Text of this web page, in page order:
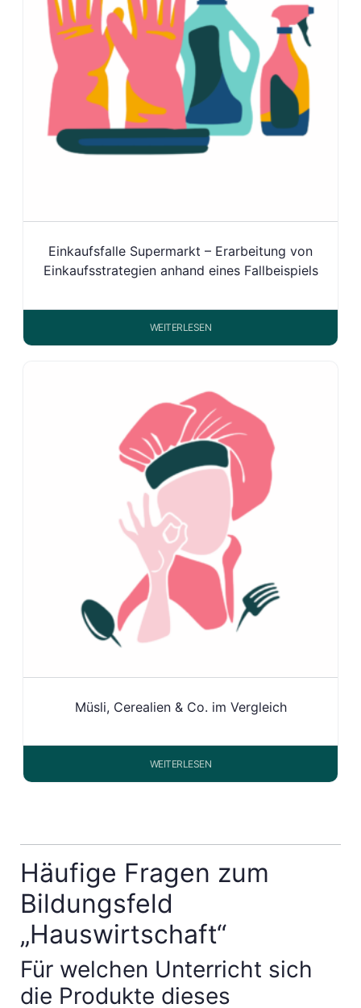
Einkaufsfalle Supermarkt – Erarbeitung von
Einkaufsstrategien anhand eines Fallbeispiels
WEITERLESEN
Müsli, Cerealien & Co. im Vergleich
WEITERLESEN
Häufige Fragen zum
Bildungsfeld
„Hauswirtschaft“
Für welchen Unterricht sich
die Produkte dieses